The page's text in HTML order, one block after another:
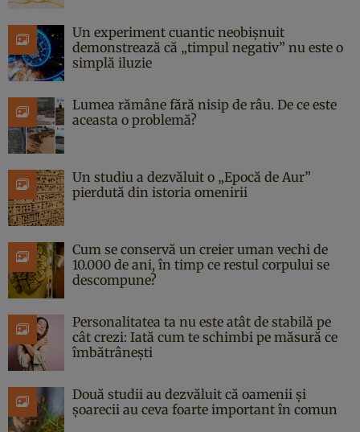
Un experiment cuantic neobișnuit
demonstrează că „timpul negativ” nu este o
simplă iluzie
Lumea rămâne fără nisip de râu. De ce este
aceasta o problemă?
Un studiu a dezvăluit o „Epocă de Aur”
pierdută din istoria omenirii
Cum se conservă un creier uman vechi de
10.000 de ani, în timp ce restul corpului se
descompune?
Personalitatea ta nu este atât de stabilă pe
cât crezi: Iată cum te schimbi pe măsură ce
îmbătrânești
Două studii au dezvăluit că oamenii și
șoarecii au ceva foarte important în comun